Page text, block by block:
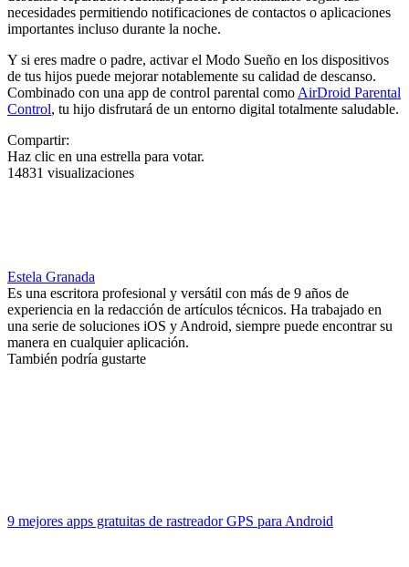
necesidades permitiendo notificaciones de contactos o aplicaciones
importantes incluso durante la noche.
Y si eres madre o padre, activar el Modo Sueño en los dispositivos
de tus hijos puede mejorar notablemente su calidad de descanso.
Combinado con una app de control parental como AirDroid Parental
Control, tu hijo disfrutará de un entorno digital totalmente saludable.
Compartir:
Haz clic en una estrella para votar.
14831 visualizaciones
Estela Granada
Es una escritora profesional y versátil con más de 9 años de
experiencia en la redacción de artículos técnicos. Ha trabajado en
una serie de soluciones iOS y Android, siempre puede encontrar su
manera en cualquier aplicación.
También podría gustarte
9 mejores apps gratuitas de rastreador GPS para Android